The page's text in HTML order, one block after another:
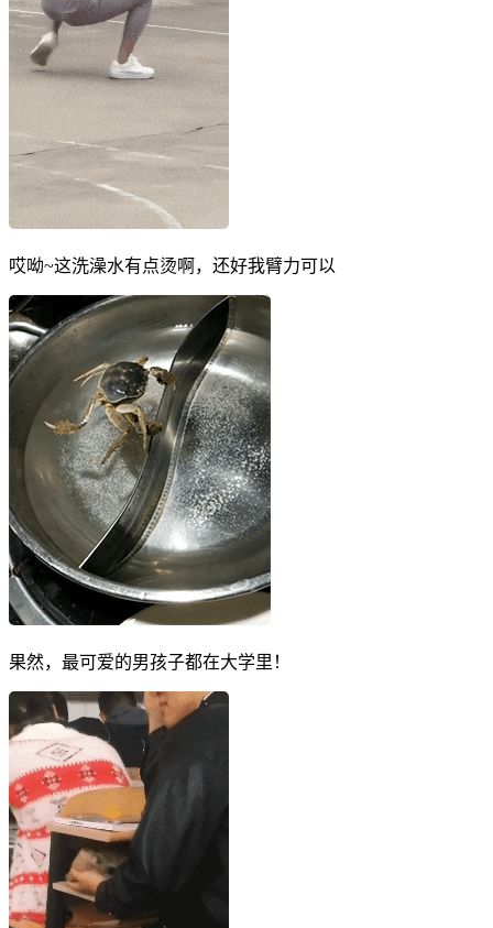
哎呦~这洗澡水有点烫啊，还好我臂力可以
果然，最可爱的男孩子都在大学里！